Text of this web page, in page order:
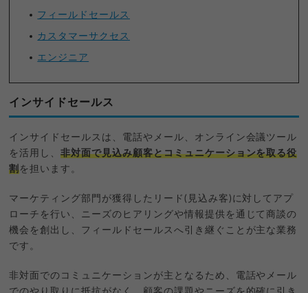
フィールドセールス
カスタマーサクセス
エンジニア
インサイドセールス
インサイドセールスは、電話やメール、オンライン会議ツール
を活用し、非対面で見込み顧客とコミュニケーションを取る役
割を担います。
マーケティング部門が獲得したリード(見込み客)に対してアプ
ローチを行い、ニーズのヒアリングや情報提供を通じて商談の
機会を創出し、フィールドセールスへ引き継ぐことが主な業務
です。
非対面でのコミュニケーションが主となるため、電話やメール